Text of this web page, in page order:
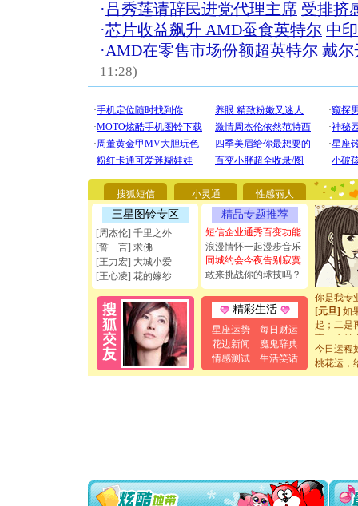
·吕秀莲请辞民进党代理主席 受排挤
·芯片收益飙升 AMD蚕食英特尔 中
·AMD在零售市场份额超英特尔 戴尔
11:28)
搜狐短信 小灵通 性感丽人
三星图铃专区
[周杰伦] 千里之外
[誓 言] 求佛
[王力宏] 大城小爱
[王心凌] 花的嫁纱
精品专题推荐
短信企业通秀百变功能
浪漫情怀一起漫步音乐
同城约会今夜告别寂寞
敢来挑战你的球技吗？
精彩生活
星座运势
每日财运
花边新闻
魔鬼辞典
情感测试
生活笑话
[圣诞节]
要平安！
[圣诞节]
能正大光
天都要快
[圣诞节]
如意,快
[元旦]看
断电。爱
你是我专
[元旦]如
起；二是
离。水晶
[元旦]当
泣，这痛
你太多，
要平安
今日运程
桃花运，